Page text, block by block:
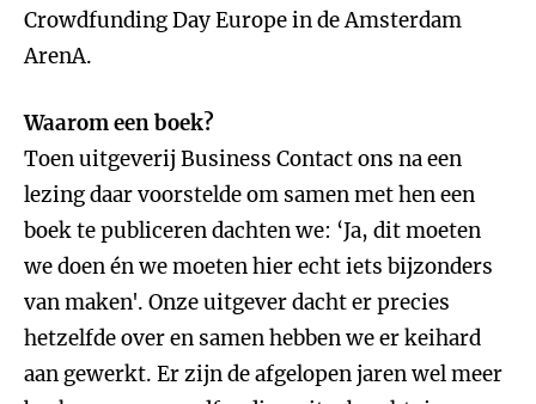
Crowdfunding Day Europe in de Amsterdam
ArenA.
Waarom een boek?
Toen uitgeverij Business Contact ons na een
lezing daar voorstelde om samen met hen een
boek te publiceren dachten we: ‘Ja, dit moeten
we doen én we moeten hier echt iets bijzonders
van maken'. Onze uitgever dacht er precies
hetzelfde over en samen hebben we er keihard
aan gewerkt. Er zijn de afgelopen jaren wel meer